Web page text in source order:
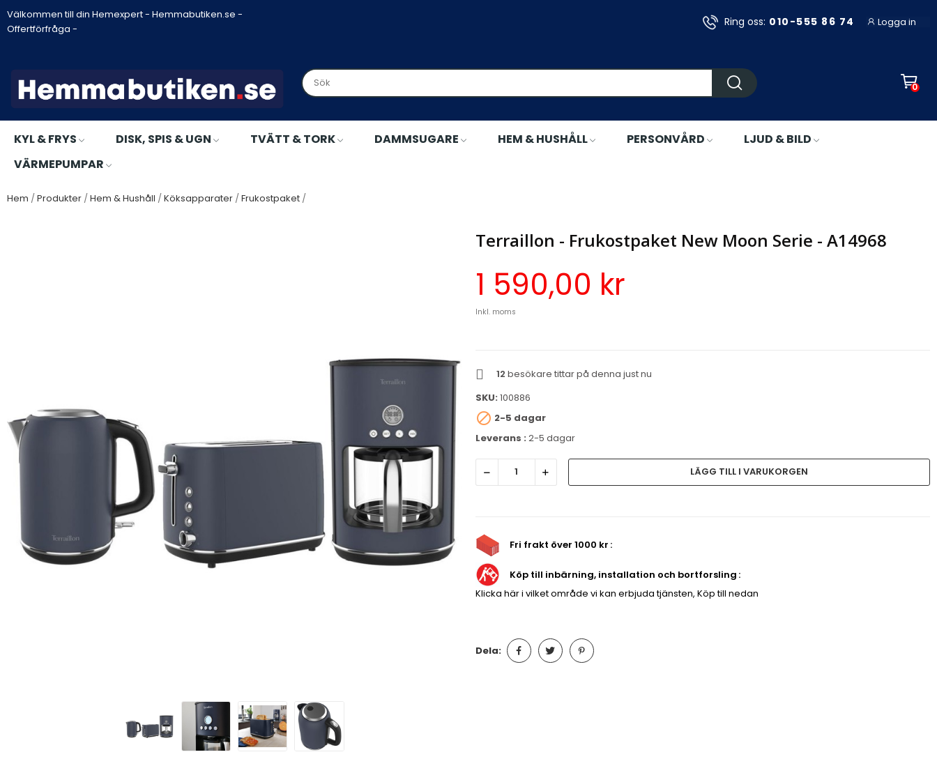
Välkommen till din Hemexpert - Hemmabutiken.se -
Offertförfråga -
Ring oss: 010-555 86 74 Logga in
0
KYL & FRYS DISK, SPIS & UGN TVÄTT & TORK DAMMSUGARE HEM & HUSHÅLL PERSONVÅRD
LJUD & BILD
VÄRMEPUMPAR
Hem Produkter Hem & Hushåll Köksapparater Frukostpaket
Terraillon - Frukostpaket New Moon Serie - A14968
1 590,00 kr
Inkl. moms
12 besökare tittar på denna just nu
SKU: 100886
 2-5 dagar
Leverans : 2-5 dagar
LÄGG TILL I VARUKORGEN
Fri frakt över 1000 kr
Köp till inbärning, installation och bortforsling
Klicka här i vilket område vi kan erbjuda tjänsten, Köp till nedan
Dela: